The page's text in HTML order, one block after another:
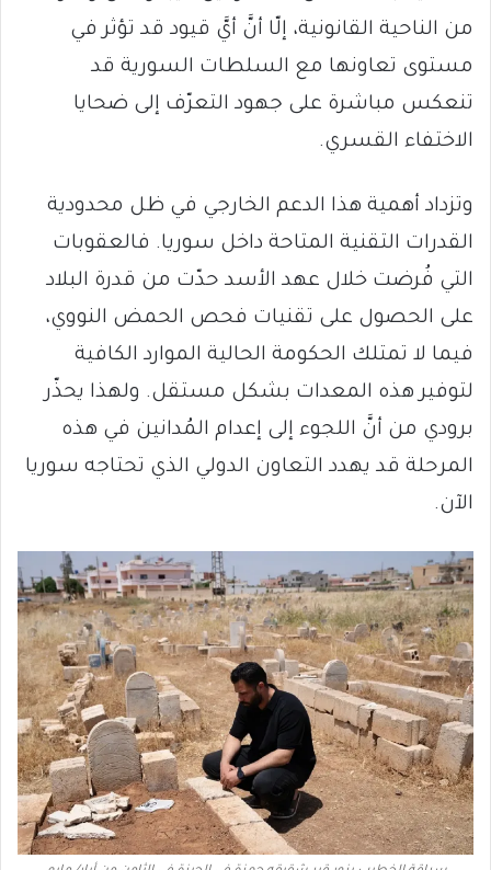
من الناحية القانونية، إلّا أنَّ أيَّ قيود قد تؤثر في
مستوى تعاونها مع السلطات السورية قد
تنعكس مباشرة على جهود التعرّف إلى ضحايا
الاختفاء القسري.
وتزداد أهمية هذا الدعم الخارجي في ظل محدودية
القدرات التقنية المتاحة داخل سوريا. فالعقوبات
التي فُرضت خلال عهد الأسد حدّت من قدرة البلاد
على الحصول على تقنيات فحص الحمض النووي،
فيما لا تمتلك الحكومة الحالية الموارد الكافية
لتوفير هذه المعدات بشكل مستقل. ولهذا يحذّر
برودي من أنَّ اللجوء إلى إعدام المُدانين في هذه
المرحلة قد يهدد التعاون الدولي الذي تحتاجه سوريا
الآن.